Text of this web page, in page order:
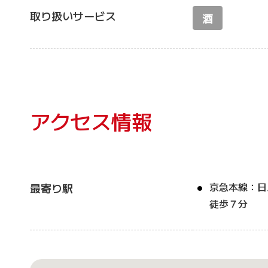
取り扱いサービス 酒
アクセス情報
最寄り駅
京急本線：
徒歩７分